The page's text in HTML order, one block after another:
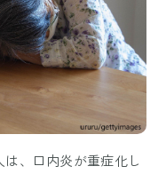
、口内炎が重症化し